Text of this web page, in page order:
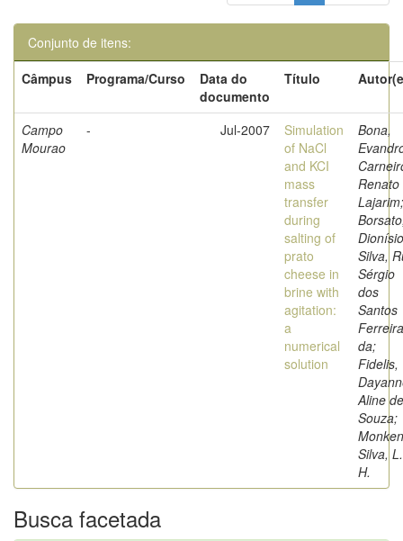
Conjunto de itens:
Câmpus
Programa/Curso
Data do
documento
Título
Campo
Mourao
- Jul-2007
Simulation
of NaCl
and KCI
mass
transfer
during
salting of
prato
cheese in
brine with
agitation:
a
numerical
solution
Bona,
Renato
Lajarim;
Silva,
Sérgio
dos
Santos
Ferreira
da;
Fidelis,
Aline de
Souza;
Silva, L.
H.
Busca facetada